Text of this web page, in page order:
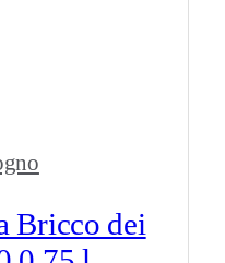
Bricco dei